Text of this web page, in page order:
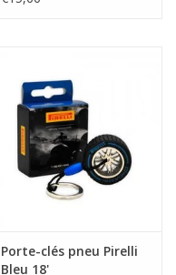
Porte-clés pneu Pirelli
Bleu 18'